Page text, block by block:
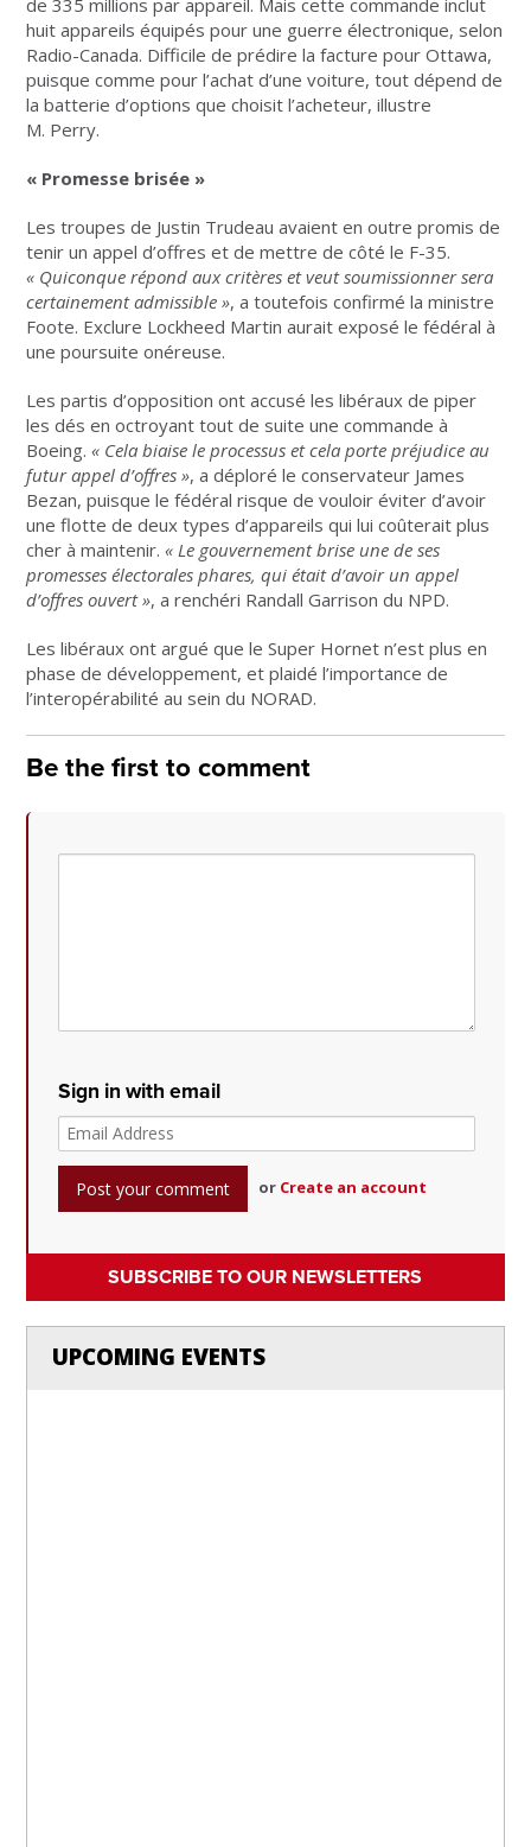
de 335 millions par appareil. Mais cette commande inclut
huit appareils équipés pour une guerre électronique, selon
Radio-Canada. Difficile de prédire la facture pour Ottawa,
puisque comme pour l’achat d’une voiture, tout dépend de
la batterie d’options que choisit l’acheteur, illustre
M. Perry.
« Promesse brisée »
Les troupes de Justin Trudeau avaient en outre promis de
tenir un appel d’offres et de mettre de côté le F-35.
« Quiconque répond aux critères et veut soumissionner sera
certainement admissible », a toutefois confirmé la ministre
Foote. Exclure Lockheed Martin aurait exposé le fédéral à
une poursuite onéreuse.
Les partis d’opposition ont accusé les libéraux de piper
les dés en octroyant tout de suite une commande à
Boeing.« Cela biaise le processus et cela porte préjudice au
futur appel d’offres », a déploré le conservateur James
Bezan, puisque le fédéral risque de vouloir éviter d’avoir
une flotte de deux types d’appareils qui lui coûterait plus
cher à maintenir. « Le gouvernement brise une de ses
promesses électorales phares, qui était d’avoir un appel
d’offres ouvert », a renchéri Randall Garrison du NPD.
Les libéraux ont argué que le Super Hornet n’est plus en
phase de développement, et plaidé l’importance de
l’interopérabilité au sein du NORAD.
Be the first to comment
Sign in with email
or Create an account
SUBSCRIBE TO OUR NEWSLETTERS
UPCOMING EVENTS